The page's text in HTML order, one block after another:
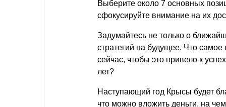
Выберите около 7 основных
сфокусируйте внимание на их
Задумайтесь не только о
стратегий на будущее. Что
сейчас, чтобы это привело к
лет?
Наступающий год Крысы будет
что можно вложить деньги, на